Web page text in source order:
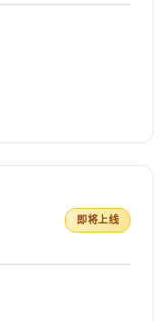
即将上线